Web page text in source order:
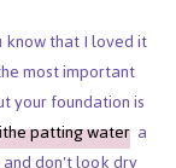
know that I loved it
most important
your foundation is
patting water a